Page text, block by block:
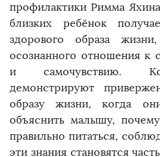
профилактики Римма
близких ребёнок
здорового образа
осознанного отношения к
и самочувствию.
демонстрируют
образу жизни, когда
объяснить малышу,
правильно питаться,
эти знания становятся